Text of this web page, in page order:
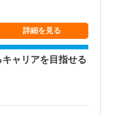
詳細を見る
ャリアを目指せる